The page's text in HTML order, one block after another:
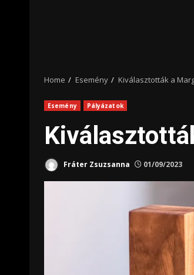
Home Esemény Kiválasztották a
Esemény Pályázatok
Fráter Zsuzsanna 01/09/2023